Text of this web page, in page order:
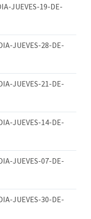
JUEVES-19-DE-
JUEVES-28-DE-
JUEVES-21-DE-
JUEVES-14-DE-
JUEVES-07-DE-
JUEVES-30-DE-